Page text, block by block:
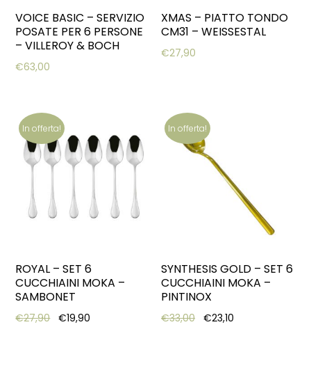
VOICE BASIC – SERVIZIO
POSATE PER 6 PERSONE
– VILLEROY & BOCH
€63,00
XMAS – PIATTO TONDO
CM31 – WEISSESTAL
€27,90
In offerta!
ROYAL – SET 6
CUCCHIAINI MOKA –
SAMBONET
€27,90 Original price was: €27,90.
€19,90 Current price is: €19,90.
In offerta!
SYNTHESIS GOLD – SET 6
CUCCHIAINI MOKA –
PINTINOX
€33,00 Original price was:
€23,10